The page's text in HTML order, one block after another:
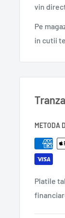
trasat
arată
Odată
Anul
Număr
Ediția: a
Cod
vin
Pe
in cutii
METODA
Platile